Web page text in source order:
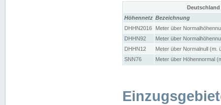
Höhennetz Bezeichnung
DHHN2016
Meter über
DHHN92
Meter über
DHHN12
Meter über Normalnull (m.
SNN76
Meter über Höhennormal